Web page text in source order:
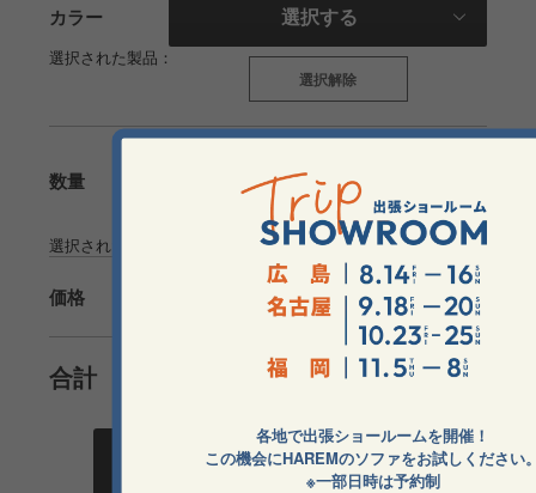
各地で出張ショールームを開催！
この機会にHAREMのソファをお試しください
※一部日時は予約制
カラー 選択する
選択された製品：
選択解除
数量 選択する
選択された数量：
価格 ¥0円(税込)
合計 ¥0円(税込)
カートに追加する